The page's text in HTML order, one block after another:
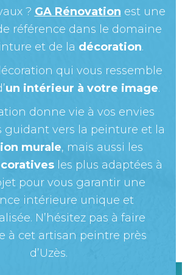
? GA Rénovation est une
référence dans le domaine
et de la décoration.
qui vous ressemble
un intérieur à votre image.
donne vie à vos envies
guidant vers la peinture et la
murale, mais aussi les
les plus adaptées à
pour vous garantir une
intérieure unique et
N’hésitez pas à faire
à cet artisan peintre près
d’Uzès.